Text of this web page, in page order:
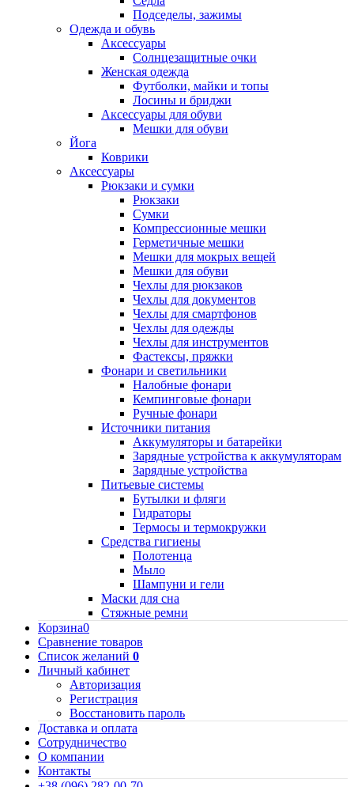
Подседелы, зажимы
Одежда и обувь
Аксессуары
Солнцезащитные очки
Женская одежда
Футболки, майки и топы
Лосины и бриджи
Аксессуары для обуви
Мешки для обуви
Йога
Коврики
Аксессуары
Рюкзаки и сумки
Рюкзаки
Сумки
Компрессионные мешки
Герметичные мешки
Мешки для мокрых вещей
Мешки для обуви
Чехлы для рюкзаков
Чехлы для документов
Чехлы для смартфонов
Чехлы для одежды
Чехлы для инструментов
Фастексы, пряжки
Фонари и светильники
Налобные фонари
Кемпинговые фонари
Ручные фонари
Источники питания
Аккумуляторы и батарейки
Зарядные устройства к аккумуляторам
Зарядные устройства
Питьевые системы
Бутылки и фляги
Гидраторы
Термосы и термокружки
Средства гигиены
Полотенца
Мыло
Шампуни и гели
Маски для сна
Стяжные ремни
Корзина0
Сравнение товаров
Список желаний 0
Личный кабинет
Авторизация
Регистрация
Восстановить пароль
Доставка и оплата
Сотрудничество
О компании
Контакты